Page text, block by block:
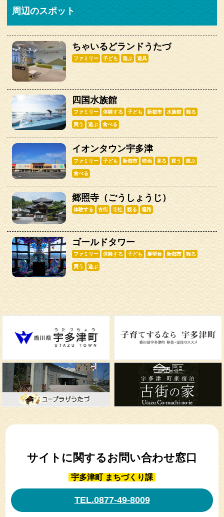
周辺のスポット
ちゃいるどランドうたづ
ファミリー 子ども 遊ぶ 遊具
四国水族館
ファミリー 体験する 子ども 新都市 水族館 観る
買う 遊ぶ 食べる
イオンタウン宇多津
ファミリー 子ども 新都市 映画 見る 買う 遊ぶ
食べる
郷照寺（ごうしょうじ）
体験する 古街 寺社 観る 遍路
ゴールドタワー
ファミリー 体験する 子ども 展望台 新都市 観る
買う 遊ぶ
サイトに関するお問い合わせ窓口
宇多津町 まちづくり課
TEL.0877-49-8009